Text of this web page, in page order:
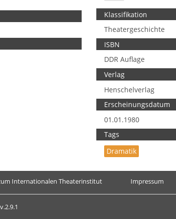
Klassifikation
Theatergeschichte
ISBN
DDR Auflage
Verlag
Henschelverlag
Erscheinungsdatum
01.01.1980
Tags
Dramatik
Internationalen Theaterinstitut Impressum